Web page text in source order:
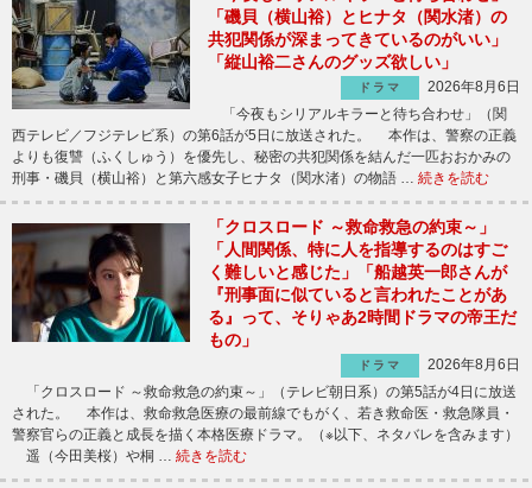
「磯貝（横山裕）とヒナタ（関水渚）の
共犯関係が深まってきているのがいい」
「縦山裕二さんのグッズ欲しい」
ドラマ
2026年8月6日
「今夜もシリアルキラーと待ち合わせ」（関
西テレビ／フジテレビ系）の第6話が5日に放送された。 本作は、警察の正義
よりも復讐（ふくしゅう）を優先し、秘密の共犯関係を結んだ一匹おおかみの
刑事・磯貝（横山裕）と第六感女子ヒナタ（関水渚）の物語 … 続きを読む
「クロスロード ～救命救急の約束～」
「人間関係、特に人を指導するのはすご
く難しいと感じた」「船越英一郎さんが
『刑事面に似ていると言われたことがあ
る』って、そりゃあ2時間ドラマの帝王だ
もの」
ドラマ
2026年8月6日
「クロスロード ～救命救急の約束～」（テレビ朝日系）の第5話が4日に放送
された。 本作は、救命救急医療の最前線でもがく、若き救命医・救急隊員・
警察官らの正義と成長を描く本格医療ドラマ。（※以下、ネタバレを含みます）
遥（今田美桜）や桐 … 続きを読む